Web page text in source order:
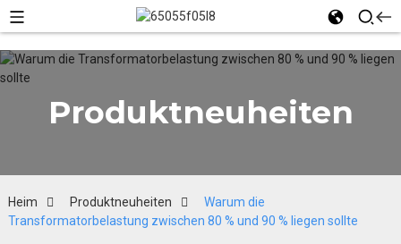
Produktneuheiten
Heim Produktneuheiten
Warum die
Transformatorbelastung zwischen 80 % und 90 % liegen sollte